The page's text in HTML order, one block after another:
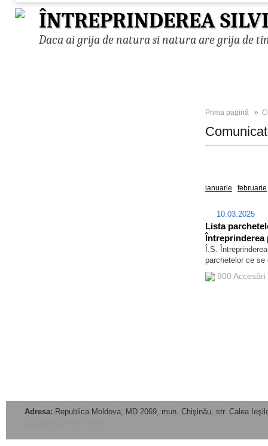
ÎNTREPRINDEREA
Daca ai grija de natura si natura are grija de
Prima pagină »
ianuarie februarie
10.03.2025
Lista
Î.S.
parchetelor ce se
900 Accesări
Adresa: Republica Moldova, MD 2069, mun. Chişinău, str. Calea